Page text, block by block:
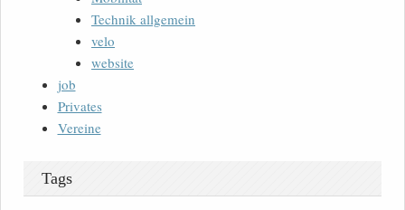
Technik allgemein
velo
website
job
Privates
Vereine
Tags